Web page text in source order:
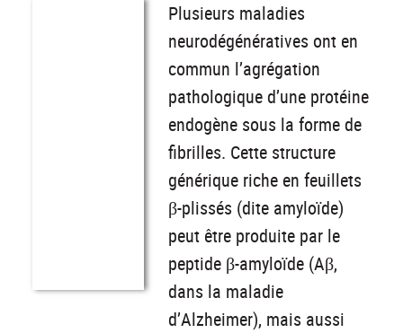
Plusieurs maladies
neurodégénératives ont en
commun l’agrégation
pathologique d’une protéine
endogène sous la forme de
fibrilles. Cette structure
générique riche en feuillets
β-plissés (dite amyloïde)
peut être produite par le
peptide β-amyloïde (Aβ,
dans la maladie
d’Alzheimer), mais aussi